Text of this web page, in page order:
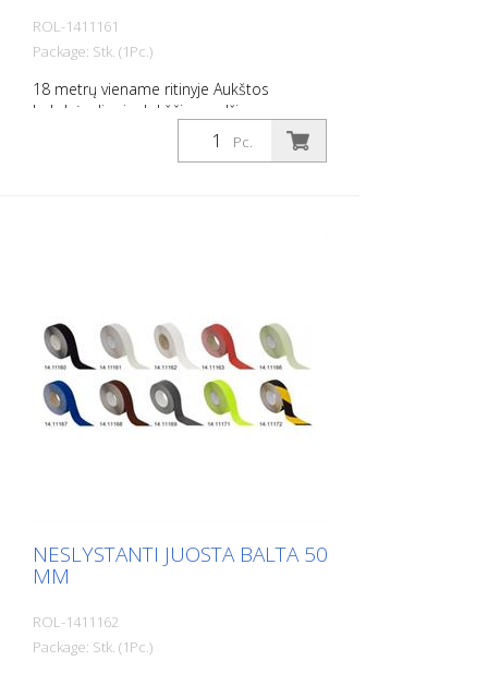
ROL-1411161
Package: Stk. (1Pc.)
18 metrų viename ritinyje Aukštos
kokybės, lipni, plokščia medžiaga,
pasižyminti maksimaliu sukibimu ir puikiu
prisitaikymu. Idealiai tinka kloti ant
Pc.
NESLYSTANTI JUOSTA BALTA 50
MM
ROL-1411162
Package: Stk. (1Pc.)